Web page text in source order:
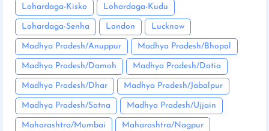
Lohardaga-Kisko Lohardaga-Kudu
Lohardaga-Senha London Lucknow
Madhya Pradesh/Anuppur Madhya Pradesh/Bhopal
Madhya Pradesh/Damoh Madhya Pradesh/Datia
Madhya Pradesh/Dhar Madhya Pradesh/Jabalpur
Madhya Pradesh/Satna Madhya Pradesh/Ujjain
Maharashtra/Mumbai Maharashtra/Nagpur